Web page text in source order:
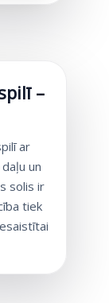
–
ar
un
solis ir
tiek